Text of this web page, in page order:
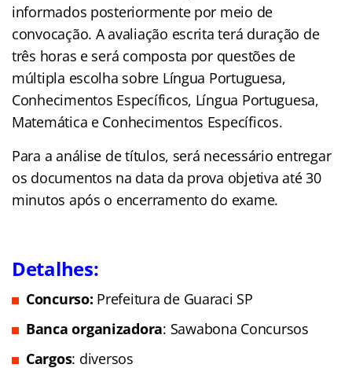
informados posteriormente por meio de
convocação. A avaliação escrita terá duração de
três horas e será composta por questões de
múltipla escolha sobre Língua Portuguesa,
Conhecimentos Específicos, Língua Portuguesa,
Matemática e Conhecimentos Específicos.
Para a análise de títulos, será necessário entregar
os documentos na data da prova objetiva até 30
minutos após o encerramento do exame.
Detalhes:
Concurso: Prefeitura de Guaraci SP
Banca organizadora: Sawabona Concursos
Cargos: diversos